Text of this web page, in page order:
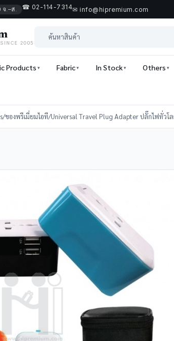
.–ส. ☎ 02-114-7314✉ info@hipremium.com
2005
Products Fabric In Stock Others
/ของพรีเมี่ยมไอที/Universal Travel Plug Adapter ปลั๊กไฟทั่วโล